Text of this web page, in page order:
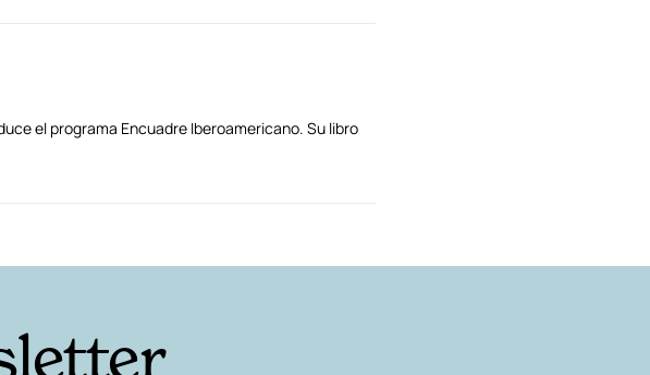
el programa Encuadre Iberoamericano. Su libro